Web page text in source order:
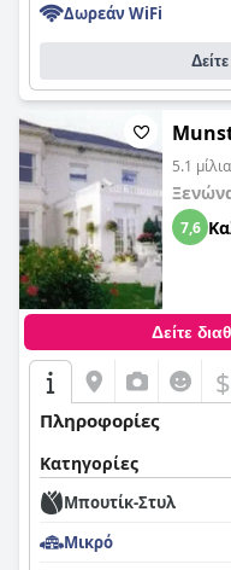
Δωρεάν WiFi
5.1
7,6
Δείτε
$
Πληροφορίες
Κατηγορίες
Μπουτίκ-Στυλ
Μικρό